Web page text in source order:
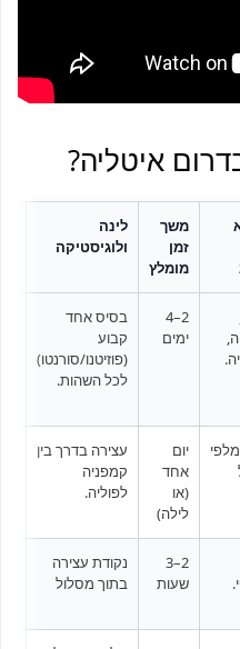
איטליה?
משך
זמן
מומלץ
לינה
ולוגיסטיקה
2–4
ימים
בסיס אחד
קבוע
(פוזיטנו/סורנטו)
לכל השהות.
יום
אחד
(או
לילה)
עצירה בדרך בין
קמפניה
לפוליה.
2–3
שעות
נקודת עצירה
בתוך מסלול